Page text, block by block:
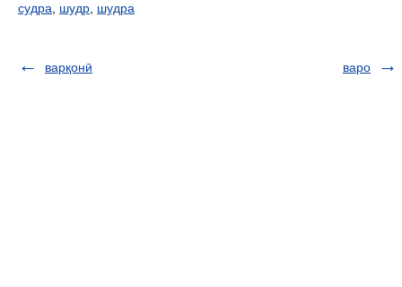
судра
шудр шудра
варқонӣ варо